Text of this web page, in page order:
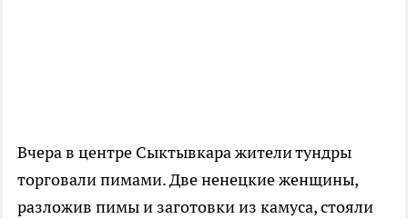
Вчера в центре Сыктывкара жители тундры
торговали пимами. Две ненецкие женщины,
разложив пимы и заготовки из камуса, стояли